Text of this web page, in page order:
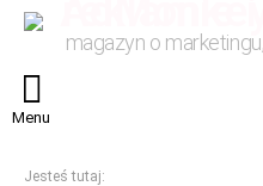
magazyn o
Menu
Jesteś tutaj: